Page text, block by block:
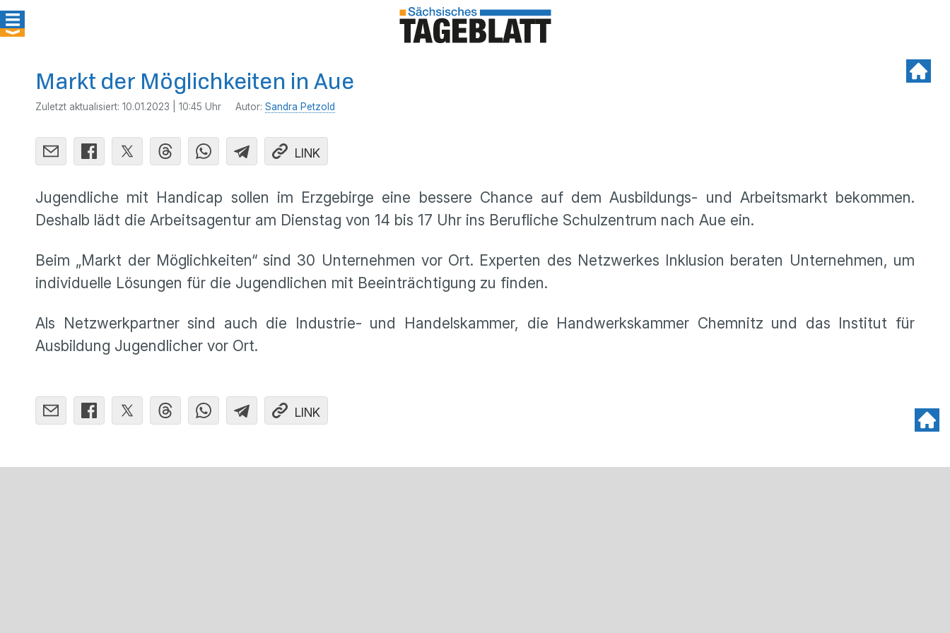
Markt der Möglichkeiten in Aue
Zuletzt aktualisiert: 10.01.2023 | 10:45 Uhr Autor: Sandra Petzold
LINK
Jugendliche mit Handicap sollen im Erzgebirge eine bessere Chance auf dem Ausbildungs- und Arbeitsmarkt bekommen.
Deshalb lädt die Arbeitsagentur am Dienstag von 14 bis 17 Uhr ins Berufliche Schulzentrum nach Aue ein.
Beim „Markt der Möglichkeiten“ sind 30 Unternehmen vor Ort. Experten des Netzwerkes Inklusion beraten Unternehmen, um
individuelle Lösungen für die Jugendlichen mit Beeinträchtigung zu finden.
Als Netzwerkpartner sind auch die Industrie- und Handelskammer, die Handwerkskammer Chemnitz und das Institut für
Ausbildung Jugendlicher vor Ort.
LINK